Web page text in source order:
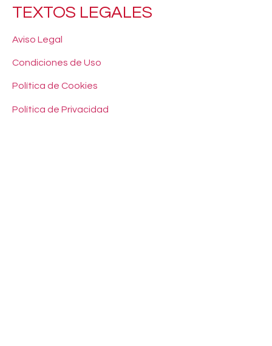
TEXTOS LEGALES
Aviso Legal
Condiciones de Uso
Política de Cookies
Política de Privacidad